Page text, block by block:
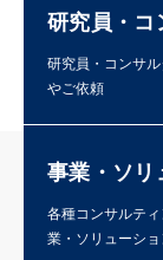
研究員・コ
研究員・コンサ
やご依頼
事業・ソリ
各種コンサルテ
業・ソリューシ